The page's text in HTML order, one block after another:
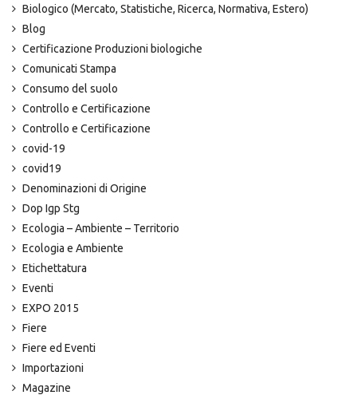
Biologico (Mercato, Statistiche, Ricerca, Normativa, Estero)
Blog
Certificazione Produzioni biologiche
Comunicati Stampa
Consumo del suolo
Controllo e Certificazione
Controllo e Certificazione
covid-19
covid19
Denominazioni di Origine
Dop Igp Stg
Ecologia – Ambiente – Territorio
Ecologia e Ambiente
Etichettatura
Eventi
EXPO 2015
Fiere
Fiere ed Eventi
Importazioni
Magazine